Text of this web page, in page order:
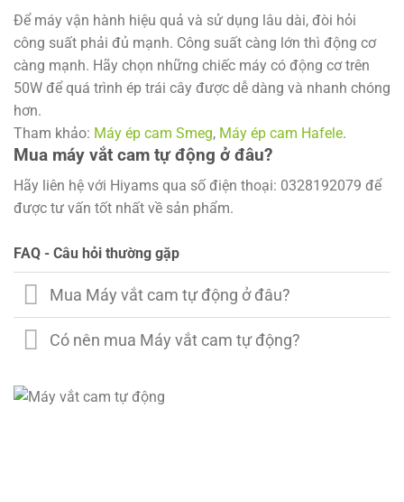
Để máy vận hành hiệu quả và sử dụng lâu dài, đòi hỏi
công suất phải đủ mạnh. Công suất càng lớn thì động cơ
càng mạnh. Hãy chọn những chiếc máy có động cơ trên
50W để quá trình ép trái cây được dễ dàng và nhanh chóng
hơn.
Tham khảo: Máy ép cam Smeg, Máy ép cam Hafele.
Mua máy vắt cam tự động ở đâu?
Hãy liên hệ với Hiyams qua số điện thoại: 0328192079 để
được tư vấn tốt nhất về sản phẩm.
FAQ - Câu hỏi thường gặp
Mua Máy vắt cam tự động ở đâu?
Có nên mua Máy vắt cam tự động?